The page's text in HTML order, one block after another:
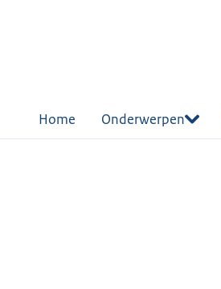
Home Onderwerpen